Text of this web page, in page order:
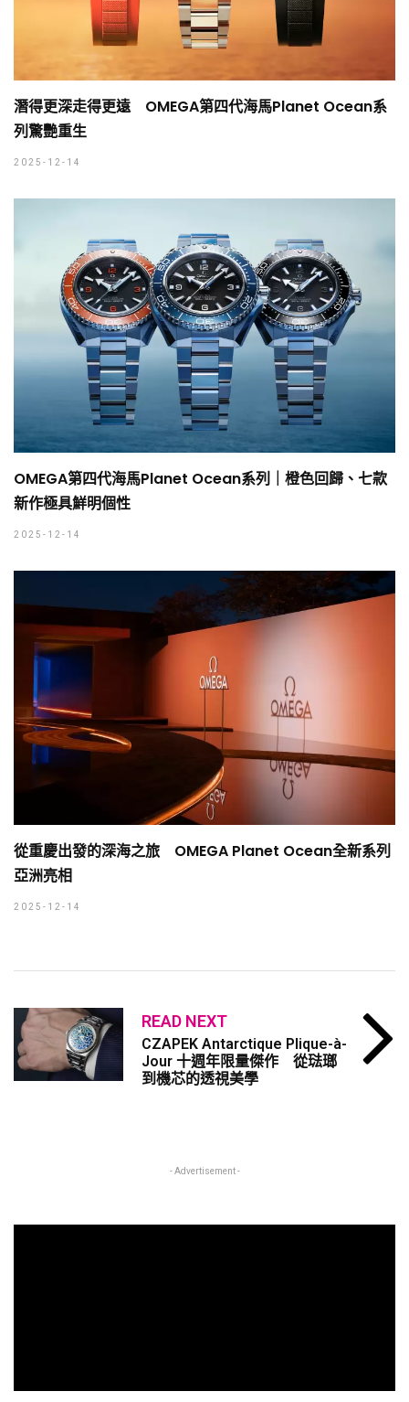
潛得更深走得更遠 OMEGA第四代海馬Planet Ocean系
列驚艷重生
2025-12-14
OMEGA第四代海馬Planet Ocean系列｜橙色回歸、七款
新作極具鮮明個性
2025-12-14
從重慶出發的深海之旅 OMEGA Planet Ocean全新系列
亞洲亮相
2025-12-14
READ NEXT
CZAPEK Antarctique Plique-à-
Jour 十週年限量傑作 從琺瑯
到機芯的透視美學
- Advertisement -